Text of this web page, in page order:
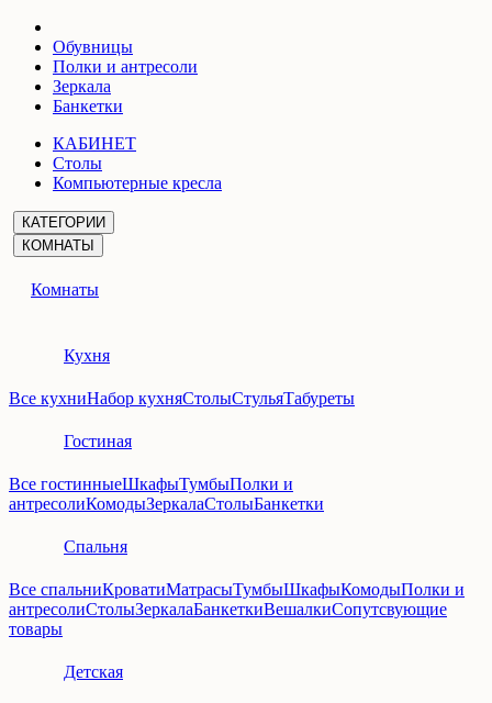
Обувницы
Полки и антресоли
Зеркала
Банкетки
КАБИНЕТ
Столы
Компьютерные кресла
КАТЕГОРИИ
КОМНАТЫ
Комнаты
Кухня
Все кухниНабор кухняСтолыСтульяТабуреты
Гостиная
Все гостинныеШкафыТумбыПолки и
антресолиКомодыЗеркалаСтолыБанкетки
Спальня
Все спальниКроватиМатрасыТумбыШкафыКомодыПолки и
антресолиСтолыЗеркалаБанкеткиВешалкиСопутсвующие
товары
Детская